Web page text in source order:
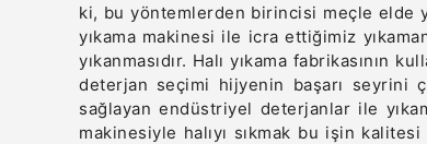
ki, bu yöntemlerden birincisi meçle elde
yıkama makinesi ile icra ettiğimiz
yıkanmasıdır. Halı yıkama
deterjan seçimi hijyenin başarı seyrini
sağlayan endüstriyel deterjanlar ile
makinesiyle halıyı sıkmak bu işin